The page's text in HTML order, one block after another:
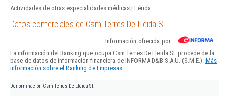
Actividades de otras especialidades médicas | Lérida
Datos comerciales de Csm Terres De Lleida Sl.
Información ofrecida por
La información del Ranking que ocupa Csm Terres De Lleida Sl. procede de la
base de datos de información financiera de INFORMA D&B S.A.U. (S.M.E.). Más
información sobre el Ranking de Empresas.
Denominación Csm Terres De Lleida Sl.